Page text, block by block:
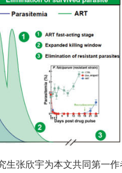
生张欣宇为本文共同第一作